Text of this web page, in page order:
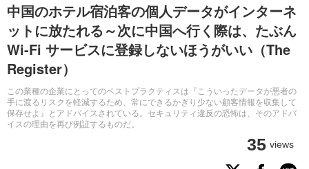
中国のホテル宿泊客の個人データがインターネ
ットに放たれる～次に中国へ行く際は、たぶん
Wi-Fi サービスに登録しないほうがいい（The
Register）
この業種の企業にとってのベストプラクティスは『こういったデータが悪者の
手に渡るリスクを軽減するため、常にできるかぎり少ない顧客情報を収集して
保存せよ』とアドバイスされている。セキュリティ違反の恐怖は、そのアドバ
イスの理由を再び例証するものだ。
35 views